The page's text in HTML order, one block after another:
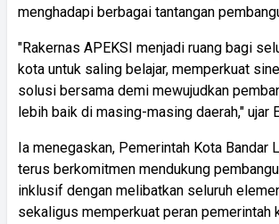
menghadapi berbagai tantangan
"Rakernas APEKSI menjadi ruang bagi
kota untuk saling belajar, memperkuat
solusi bersama demi mewujudkan
lebih baik di masing-masing daerah," ujar
Ia menegaskan, Pemerintah Kota Bandar
terus berkomitmen mendukung
inklusif dengan melibatkan seluruh
sekaligus memperkuat peran pemerintah